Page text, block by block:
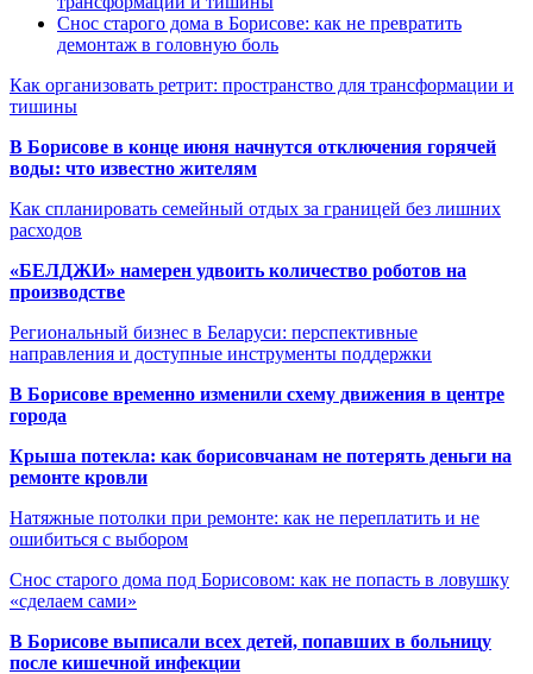
Снос старого дома в Борисове: как не превратить
демонтаж в головную боль
Как организовать ретрит: пространство для трансформации и
тишины
В Борисове в конце июня начнутся отключения горячей
воды: что известно жителям
Как спланировать семейный отдых за границей без лишних
расходов
«БЕЛДЖИ» намерен удвоить количество роботов на
производстве
Региональный бизнес в Беларуси: перспективные
направления и доступные инструменты поддержки
В Борисове временно изменили схему движения в центре
города
Крыша потекла: как борисовчанам не потерять деньги на
ремонте кровли
Натяжные потолки при ремонте: как не переплатить и не
ошибиться с выбором
Снос старого дома под Борисовом: как не попасть в ловушку
«сделаем сами»
В Борисове выписали всех детей, попавших в больницу
после кишечной инфекции